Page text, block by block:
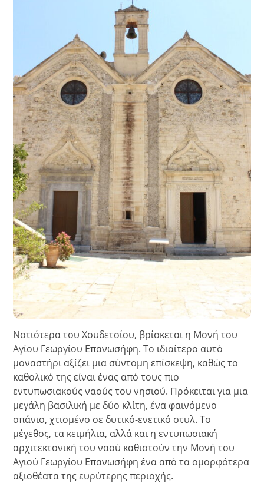
Νοτιότερα του Χουδετσίου, βρίσκεται η Μονή του
Αγίου Γεωργίου Επανωσήφη. Το ιδιαίτερο αυτό
μοναστήρι αξίζει μια σύντομη επίσκεψη, καθώς το
καθολικό της είναι ένας από τους πιο
εντυπωσιακούς ναούς του νησιού. Πρόκειται για μια
μεγάλη βασιλική με δύο κλίτη, ένα φαινόμενο
σπάνιο, χτισμένο σε δυτικό-ενετικό στυλ. Το
μέγεθος, τα κειμήλια, αλλά και η εντυπωσιακή
αρχιτεκτονική του ναού καθιστούν την Μονή του
Αγιού Γεωργίου Επανωσήφη ένα από τα ομορφότερα
αξιοθέατα της ευρύτερης περιοχής.